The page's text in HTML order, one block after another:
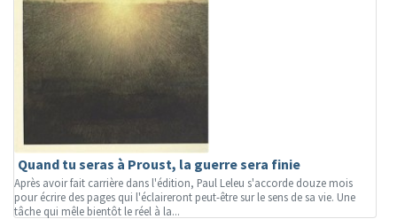
Quand tu seras à Proust, la guerre sera finie
Après avoir fait carrière dans l'édition, Paul Leleu s'accorde douze mois
pour écrire des pages qui l'éclaireront peut-être sur le sens de sa vie. Une
tâche qui mêle bientôt le réel à la...